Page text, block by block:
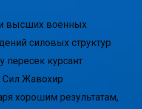
высших военных
силовых структур
курсант
Жавохир
хорошим результатам,